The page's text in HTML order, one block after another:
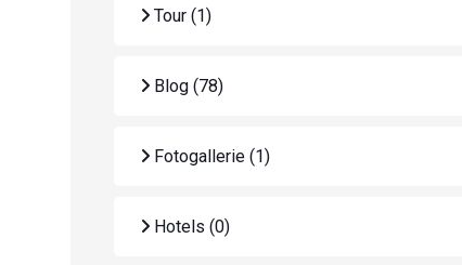
Tour (1)
Blog (78)
Fotogallerie (1)
Hotels (0)